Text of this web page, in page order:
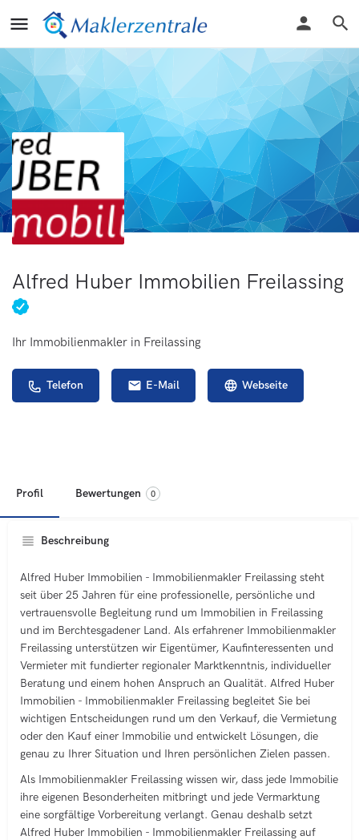
Alfred Huber Immobilien Freilassing
Ihr Immobilienmakler in Freilassing
Telefon E-Mail Webseite
Profil Bewertungen 0
Beschreibung
Alfred Huber Immobilien - Immobilienmakler Freilassing steht
seit über 25 Jahren für eine professionelle, persönliche und
vertrauensvolle Begleitung rund um Immobilien in Freilassing
und im Berchtesgadener Land. Als erfahrener Immobilienmakler
Freilassing unterstützen wir Eigentümer, Kaufinteressenten und
Vermieter mit fundierter regionaler Marktkenntnis, individueller
Beratung und einem hohen Anspruch an Qualität. Alfred Huber
Immobilien - Immobilienmakler Freilassing begleitet Sie bei
wichtigen Entscheidungen rund um den Verkauf, die Vermietung
oder den Kauf einer Immobilie und entwickelt Lösungen, die
genau zu Ihrer Situation und Ihren persönlichen Zielen passen.
Als Immobilienmakler Freilassing wissen wir, dass jede Immobilie
ihre eigenen Besonderheiten mitbringt und jede Vermarktung
eine sorgfältige Vorbereitung verlangt. Genau deshalb setzt
Alfred Huber Immobilien - Immobilienmakler Freilassing auf